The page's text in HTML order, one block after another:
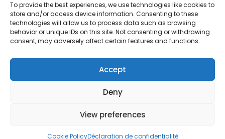
To provide the best experiences, we use technologies like cookies to
store and/or access device information. Consenting to these
technologies will allow us to process data such as browsing
behavior or unique IDs on this site. Not consenting or withdrawing
consent, may adversely affect certain features and functions.
Accept
Deny
View preferences
Cookie PolicyDéclaration de confidentialité
CONTACT
contact@shop-tcg.fr
INFORMATION
© 2024-2026 Shop TCG. Tous droits réservés.